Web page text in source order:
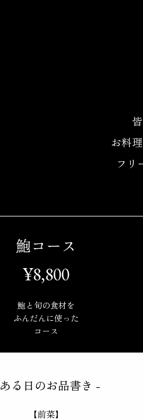
お料
フリ
鮑コース
¥8,800
鮑と旬の食材を
ふんだんに使った
コース
ある日のお品書き
【前菜】